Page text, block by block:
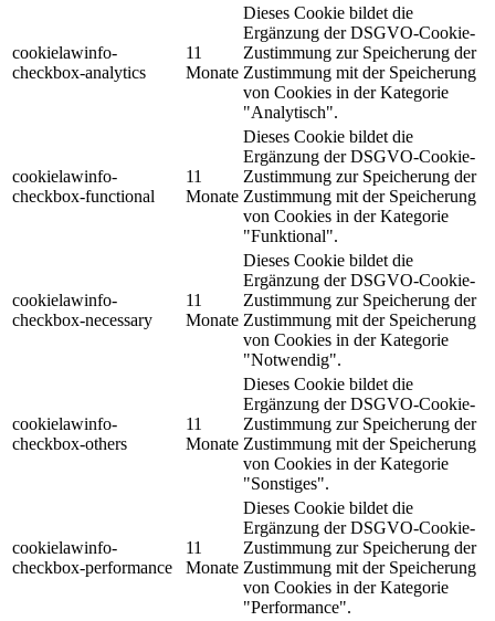
cookielawinfo-
checkbox-analytics
11
Monate
Dieses Cookie bildet die
Ergänzung der DSGVO-Cookie-
Zustimmung zur Speicherung der
Zustimmung mit der Speicherung
von Cookies in der Kategorie
"Analytisch".
cookielawinfo-
checkbox-functional
11
Monate
Dieses Cookie bildet die
Ergänzung der DSGVO-Cookie-
Zustimmung zur Speicherung der
Zustimmung mit der Speicherung
von Cookies in der Kategorie
"Funktional".
cookielawinfo-
checkbox-necessary
11
Monate
Dieses Cookie bildet die
Ergänzung der DSGVO-Cookie-
Zustimmung zur Speicherung der
Zustimmung mit der Speicherung
von Cookies in der Kategorie
"Notwendig".
cookielawinfo-
checkbox-others
11
Monate
Dieses Cookie bildet die
Ergänzung der DSGVO-Cookie-
Zustimmung zur Speicherung der
Zustimmung mit der Speicherung
von Cookies in der Kategorie
"Sonstiges".
cookielawinfo-
checkbox-performance
11
Monate
Dieses Cookie bildet die
Ergänzung der DSGVO-Cookie-
Zustimmung zur Speicherung der
Zustimmung mit der Speicherung
von Cookies in der Kategorie
"Performance".